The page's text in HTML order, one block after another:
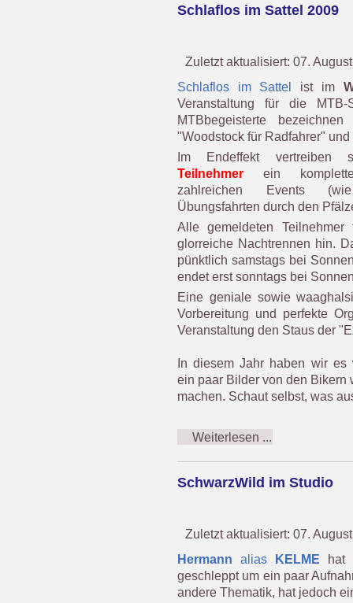
Schlaflos im Sattel 2009
Zuletzt aktualisiert: 07.
Schlaflos im Sattel ist im
Veranstaltung für die MTB-
MTBbegeisterte
"Woodstock für Radfahrer"
Im Endeffekt
Teilnehmer ein
zahlreichen Events
Übungsfahrten durch den
Alle gemeldeten
glorreiche Nachtrennen hin.
pünktlich samstags bei
endet erst sonntags bei
Eine geniale sowie
Vorbereitung und perfekte
Veranstaltung den Staus der
In diesem Jahr haben wir es
ein paar Bilder von den Bikern
machen. Schaut selbst, was
Weiterlesen ...
SchwarzWild im Studio
Zuletzt aktualisiert: 07.
Hermann alias KELME hat
geschleppt um ein paar
andere Thematik, hat jedoch